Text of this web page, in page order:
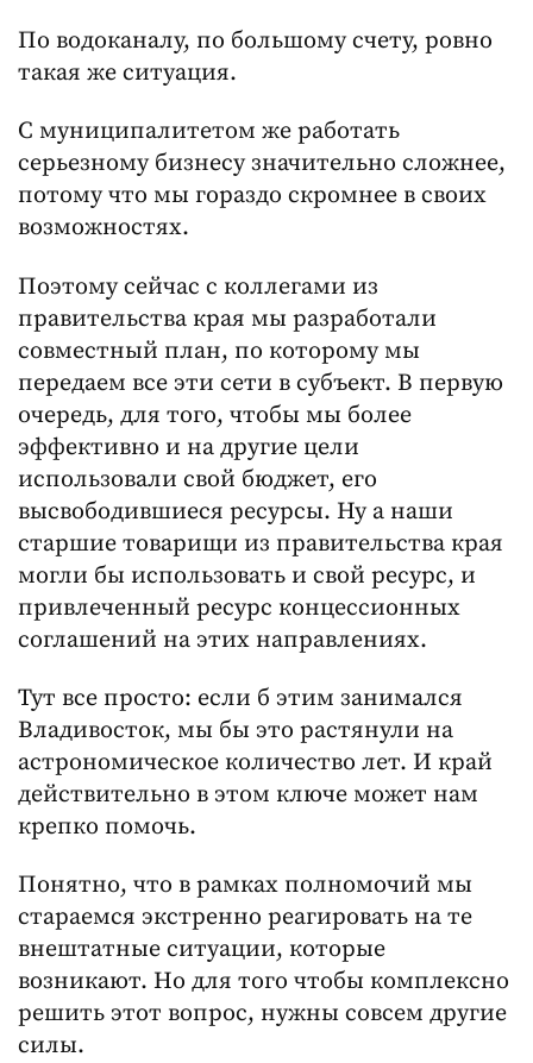
По водоканалу, по большому счету, ровно
такая же ситуация.
С муниципалитетом же работать
серьезному бизнесу значительно сложнее,
потому что мы гораздо скромнее в своих
возможностях.
Поэтому сейчас с коллегами из
правительства края мы разработали
совместный план, по которому мы
передаем все эти сети в субъект. В первую
очередь, для того, чтобы мы более
эффективно и на другие цели
использовали свой бюджет, его
высвободившиеся ресурсы. Ну а наши
старшие товарищи из правительства края
могли бы использовать и свой ресурс, и
привлеченный ресурс концессионных
соглашений на этих направлениях.
Тут все просто: если б этим занимался
Владивосток, мы бы это растянули на
астрономическое количество лет. И край
действительно в этом ключе может нам
крепко помочь.
Понятно, что в рамках полномочий мы
стараемся экстренно реагировать на те
внештатные ситуации, которые
возникают. Но для того чтобы комплексно
решить этот вопрос, нужны совсем другие
силы.